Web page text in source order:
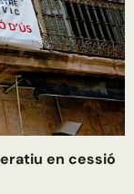
en cessió